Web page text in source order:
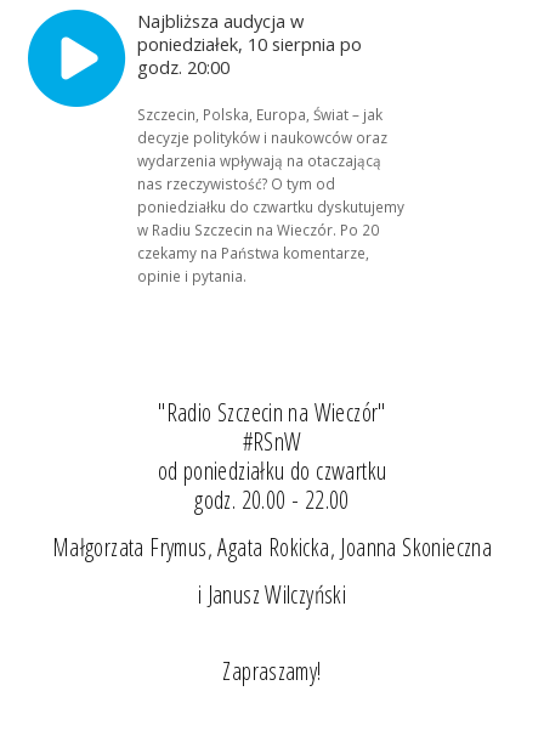
Najbliższa audycja w
poniedziałek, 10 sierpnia po
godz. 20:00
Szczecin, Polska, Europa, Świat – jak
decyzje polityków i naukowców oraz
wydarzenia wpływają na otaczającą
nas rzeczywistość? O tym od
poniedziałku do czwartku dyskutujemy
w Radiu Szczecin na Wieczór. Po 20
czekamy na Państwa komentarze,
opinie i pytania.
"Radio Szczecin na Wieczór"
#RSnW
od poniedziałku do czwartku
godz. 20.00 - 22.00
Małgorzata Frymus, Agata Rokicka, Joanna Skonieczna
i Janusz Wilczyński
Zapraszamy!